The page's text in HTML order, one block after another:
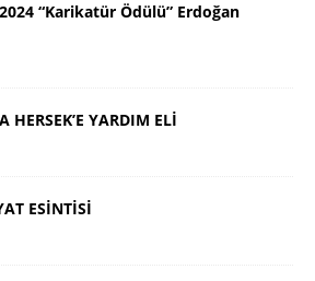
“Karikatür Ödülü” Erdoğan
HERSEK’E YARDIM ELİ
ESİNTİSİ